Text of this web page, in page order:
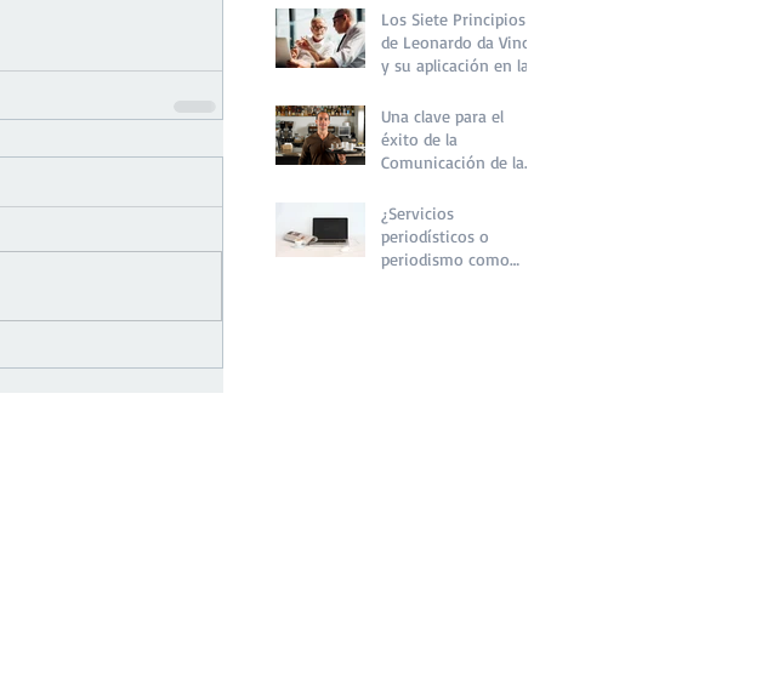
Los Siete Principios
de Leonardo da Vinci
y su aplicación en la
empresarial
Una clave para el
éxito de la
Comunicación de la
local
¿Servicios
periodísticos o
periodismo como